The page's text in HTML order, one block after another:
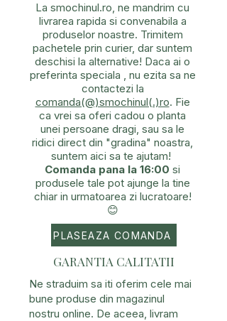
La smochinul.ro, ne mandrim cu
livrarea rapida si convenabila a
produselor noastre. Trimitem
pachetele prin curier, dar suntem
deschisi la alternative! Daca ai o
preferinta speciala , nu ezita sa ne
contactezi la
comanda(@)smochinul(.)ro. Fie
ca vrei sa oferi cadou o planta
unei persoane dragi, sau sa le
ridici direct din "gradina" noastra,
suntem aici sa te ajutam!
Comanda pana la 16:00 si
produsele tale pot ajunge la tine
chiar in urmatoarea zi lucratoare!
😊
PLASEAZA COMANDA
GARANTIA CALITATII
Ne straduim sa iti oferim cele mai
bune produse din magazinul
nostru online. De aceea, livram